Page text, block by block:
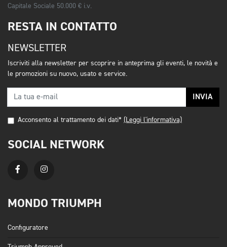
Capitale Sociale 50.000 € i.v.
RESTA IN CONTATTO
NEWSLETTER
Iscriviti alla newsletter per scoprire in anteprima gli eventi, le novità e
le promozioni su nuovo, usato e service.
INVIA
Acconsento al trattamento dei dati* (Leggi l'informativa)
SOCIAL NETWORK
MONDO TRIUMPH
Configuratore